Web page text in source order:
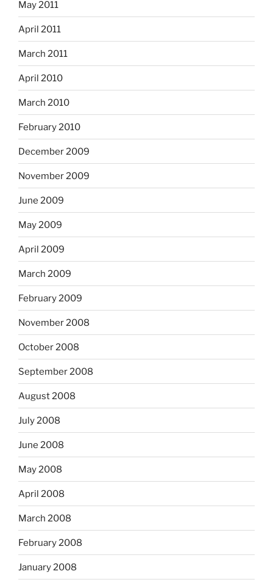
May 2011
April 2011
March 2011
April 2010
March 2010
February 2010
December 2009
November 2009
June 2009
May 2009
April 2009
March 2009
February 2009
November 2008
October 2008
September 2008
August 2008
July 2008
June 2008
May 2008
April 2008
March 2008
February 2008
January 2008